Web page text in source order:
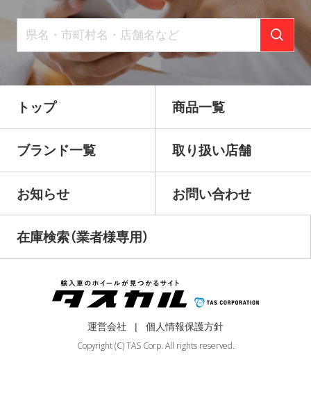
トップ 商品一覧
ブランド一覧 取り扱い店舗
お知らせ お問い合わせ
在庫検索（業者様専用）
運営会社
個人情報保護方針
Copyright (C) TAS Corp. All rights reserved.